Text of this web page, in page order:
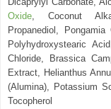
Oxide , Coconut
Propanediol,
Polyhydroxystearic
Chloride, Brassica
Extract, Helianthus
(Alumina), Potassium
Tocopherol